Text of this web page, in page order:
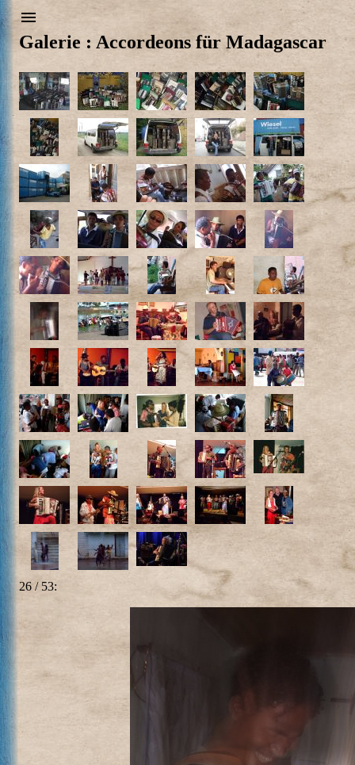
Galerie : Accordeons für Madagascar
26 / 53: